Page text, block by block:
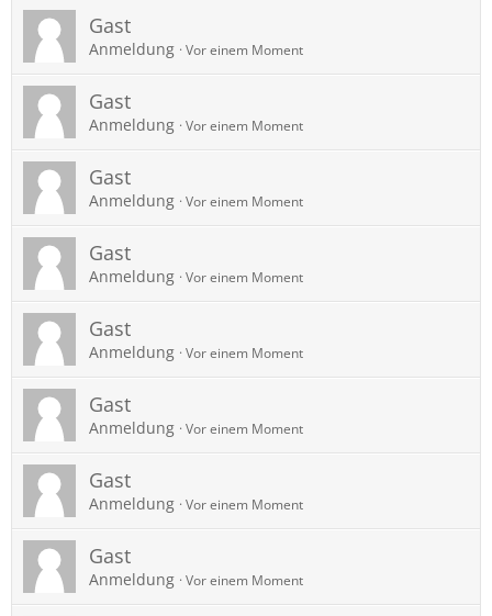
Gast
Anmeldung Vor einem Moment
Gast
Anmeldung Vor einem Moment
Gast
Anmeldung Vor einem Moment
Gast
Anmeldung Vor einem Moment
Gast
Anmeldung Vor einem Moment
Gast
Anmeldung Vor einem Moment
Gast
Anmeldung Vor einem Moment
Gast
Anmeldung Vor einem Moment